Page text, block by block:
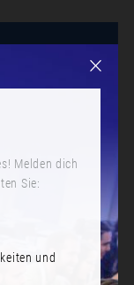
Melden dich
Sie:
und